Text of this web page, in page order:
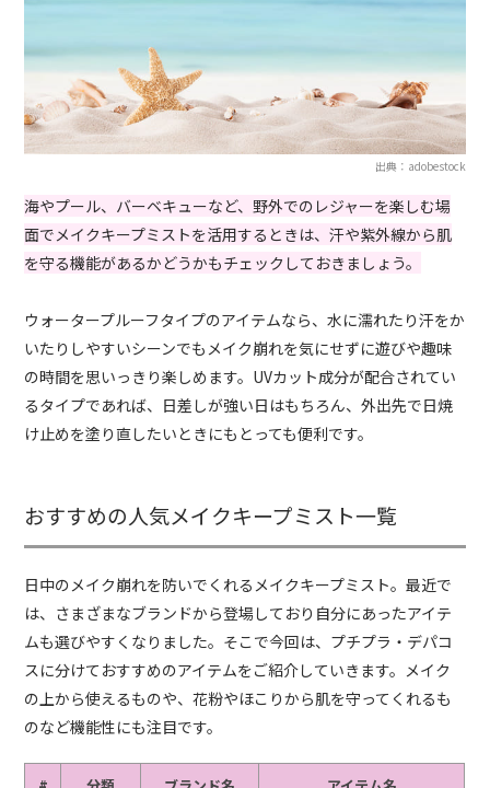
出典：adobestock
海やプール、バーベキューなど、野外でのレジャーを楽しむ場
面でメイクキープミストを活用するときは、汗や紫外線から肌
を守る機能があるかどうかもチェックしておきましょう。
ウォータープルーフタイプのアイテムなら、水に濡れたり汗をか
いたりしやすいシーンでもメイク崩れを気にせずに遊びや趣味
の時間を思いっきり楽しめます。UVカット成分が配合されてい
るタイプであれば、日差しが強い日はもちろん、外出先で日焼
け止めを塗り直したいときにもとっても便利です。
おすすめの人気メイクキープミスト一覧
日中のメイク崩れを防いでくれるメイクキープミスト。最近で
は、さまざまなブランドから登場しており自分にあったアイテ
ムも選びやすくなりました。そこで今回は、プチプラ・デパコ
スに分けておすすめのアイテムをご紹介していきます。メイク
の上から使えるものや、花粉やほこりから肌を守ってくれるも
のなど機能性にも注目です。